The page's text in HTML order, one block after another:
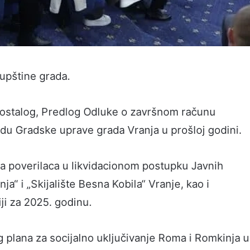
grada.
Predlog Odluke o završnom računu
Gradske uprave grada Vranja u prošloj godini.
poverilaca u likvidacionom postupku Javnih
i „Skijalište Besna Kobila“ Vranje, kao i
za 2025. godinu.
za socijalno uključivanje Roma i Romkinja u